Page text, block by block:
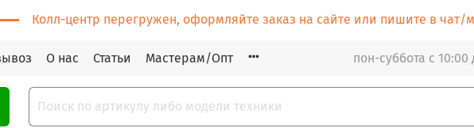
Колл-центр перегружен, оформляйте заказ на сайте или пишите в чат/
О нас Статьи Мастерам/Опт пон-суббота с